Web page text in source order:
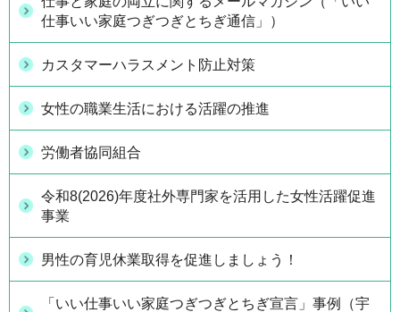
仕事いい家庭つぎつぎとちぎ通信」）
カスタマーハラスメント防止対策
女性の職業生活における活躍の推進
労働者協同組合
令和8(2026)年度社外専門家を活用した女性活躍促進
事業
男性の育児休業取得を促進しましょう！
「いい仕事いい家庭つぎつぎとちぎ宣言」事例（宇